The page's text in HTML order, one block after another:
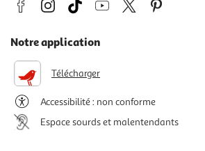
Notre application
Télécharger
Accessibilité : non conforme
Espace sourds et malentendants